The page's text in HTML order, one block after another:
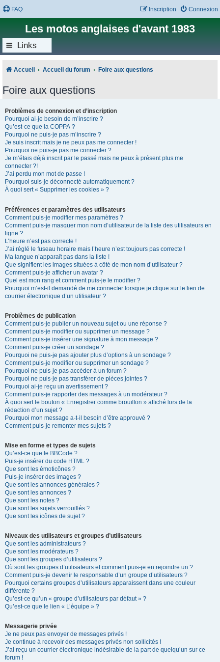
FAQ Connexion
Inscription
Les motos anglaises d'avant 1983
Links
Accueil Accueil du forum Foire aux questions
Foire aux questions
Problèmes de connexion et d’inscription
Pourquoi ai-je besoin de m’inscrire ?
Qu’est-ce que la COPPA ?
Pourquoi ne puis-je pas m’inscrire ?
Je suis inscrit mais je ne peux pas me connecter !
Pourquoi ne puis-je pas me connecter ?
Je m’étais déjà inscrit par le passé mais ne peux à présent plus me
connecter ?!
J’ai perdu mon mot de passe !
Pourquoi suis-je déconnecté automatiquement ?
À quoi sert « Supprimer les cookies » ?
Préférences et paramètres des utilisateurs
Comment puis-je modifier mes paramètres ?
Comment puis-je masquer mon nom d’utilisateur de la liste des utilisateurs en
ligne ?
L’heure n’est pas correcte !
J’ai réglé le fuseau horaire mais l’heure n’est toujours pas correcte !
Ma langue n’apparaît pas dans la liste !
Que signifient les images situées à côté de mon nom d’utilisateur ?
Comment puis-je afficher un avatar ?
Quel est mon rang et comment puis-je le modifier ?
Pourquoi m’est-il demandé de me connecter lorsque je clique sur le lien de
courrier électronique d’un utilisateur ?
Problèmes de publication
Comment puis-je publier un nouveau sujet ou une réponse ?
Comment puis-je modifier ou supprimer un message ?
Comment puis-je insérer une signature à mon message ?
Comment puis-je créer un sondage ?
Pourquoi ne puis-je pas ajouter plus d’options à un sondage ?
Comment puis-je modifier ou supprimer un sondage ?
Pourquoi ne puis-je pas accéder à un forum ?
Pourquoi ne puis-je pas transférer de pièces jointes ?
Pourquoi ai-je reçu un avertissement ?
Comment puis-je rapporter des messages à un modérateur ?
À quoi sert le bouton « Enregistrer comme brouillon » affiché lors de la
rédaction d’un sujet ?
Pourquoi mon message a-t-il besoin d’être approuvé ?
Comment puis-je remonter mes sujets ?
Mise en forme et types de sujets
Qu’est-ce que le BBCode ?
Puis-je insérer du code HTML ?
Que sont les émoticônes ?
Puis-je insérer des images ?
Que sont les annonces générales ?
Que sont les annonces ?
Que sont les notes ?
Que sont les sujets verrouillés ?
Que sont les icônes de sujet ?
Niveaux des utilisateurs et groupes d’utilisateurs
Que sont les administrateurs ?
Que sont les modérateurs ?
Que sont les groupes d’utilisateurs ?
Où sont les groupes d’utilisateurs et comment puis-je en rejoindre un ?
Comment puis-je devenir le responsable d’un groupe d’utilisateurs ?
Pourquoi certains groupes d’utilisateurs apparaissent dans une couleur
différente ?
Qu’est-ce qu’un « groupe d’utilisateurs par défaut » ?
Qu’est-ce que le lien « L’équipe » ?
Messagerie privée
Je ne peux pas envoyer de messages privés !
Je continue à recevoir des messages privés non sollicités !
J’ai reçu un courrier électronique indésirable de la part de quelqu’un sur ce
forum !